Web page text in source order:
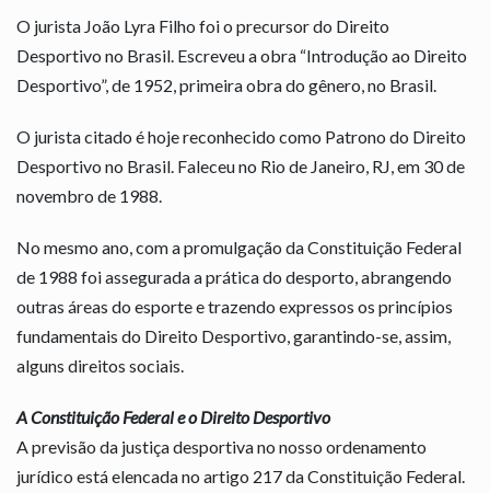
O jurista João Lyra Filho foi o precursor do Direito
Desportivo no Brasil. Escreveu a obra “Introdução ao Direito
Desportivo”, de 1952, primeira obra do gênero, no Brasil.
O jurista citado é hoje reconhecido como Patrono do Direito
Desportivo no Brasil. Faleceu no Rio de Janeiro, RJ, em 30 de
novembro de 1988.
No mesmo ano, com a promulgação da Constituição Federal
de 1988 foi assegurada a prática do desporto, abrangendo
outras áreas do esporte e trazendo expressos os princípios
fundamentais do Direito Desportivo, garantindo-se, assim,
alguns direitos sociais.
A Constituição Federal e o Direito Desportivo
A previsão da justiça desportiva no nosso ordenamento
jurídico está elencada no artigo 217 da Constituição Federal.